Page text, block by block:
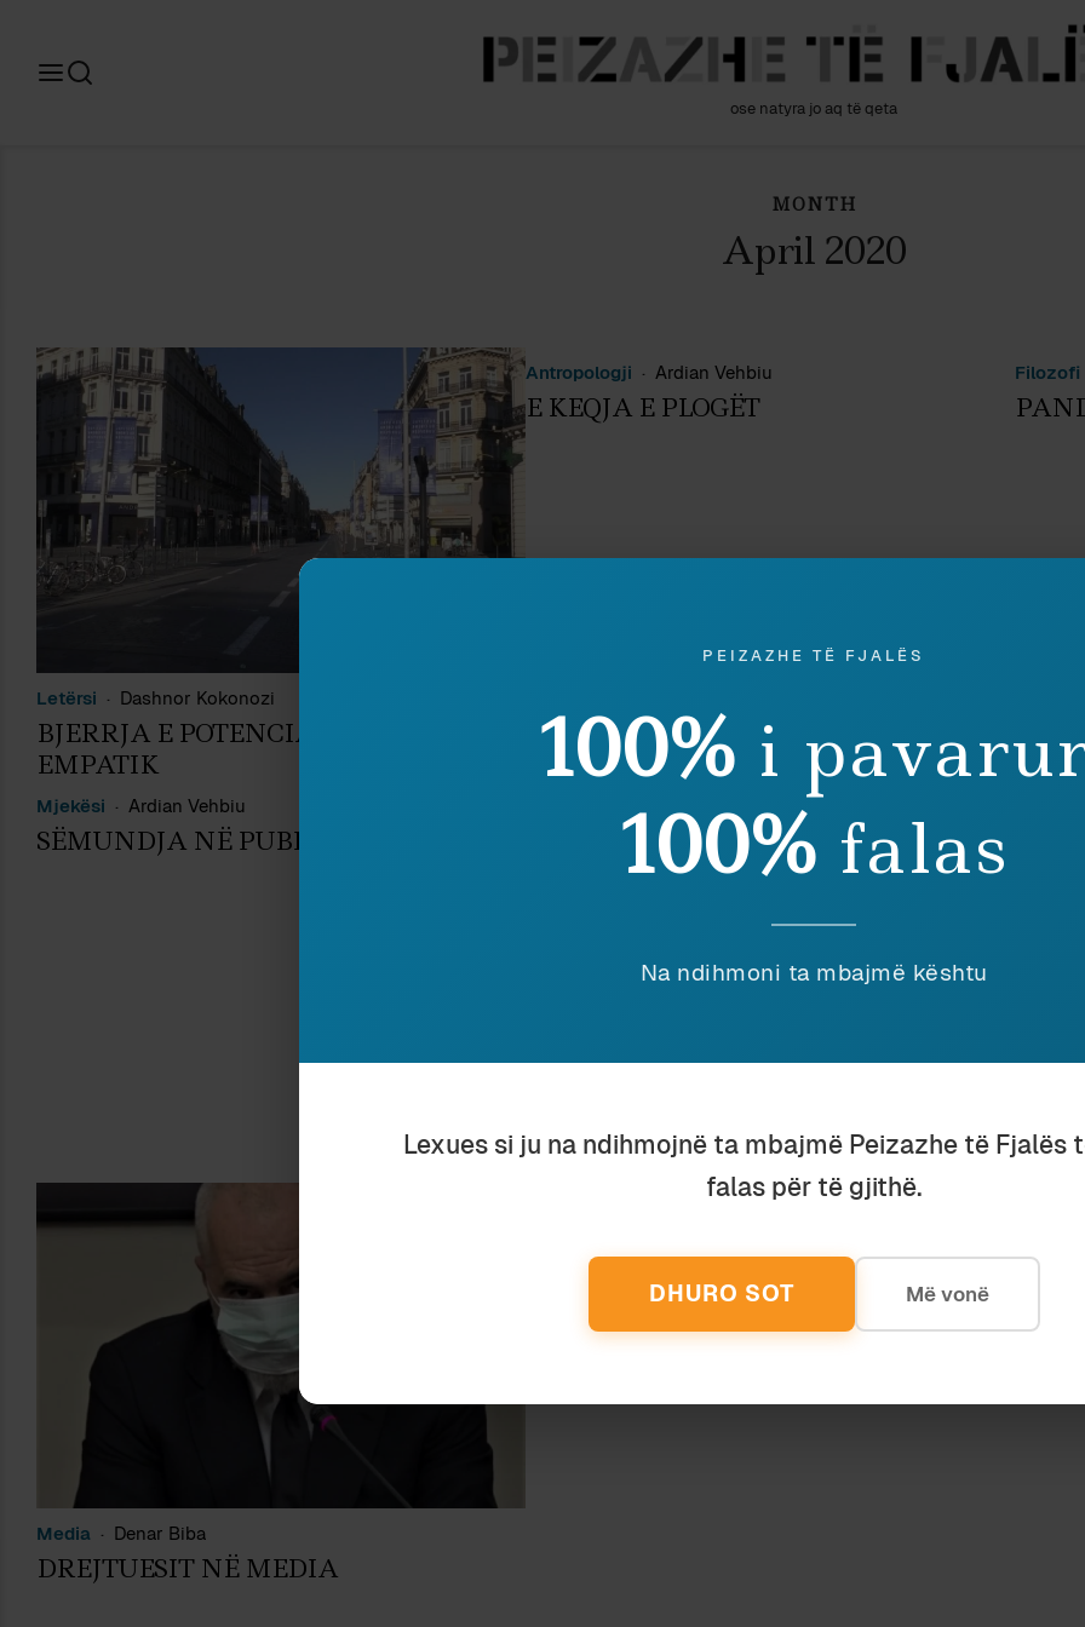
ose natyra jo aq të qeta
MONTH
April 2020
Letërsi Dashnor Kokonozi
BJERRJA E POTENCIALIT TONË
EMPATIK
Antropologji Ardian Vehbiu
E KEQJA E PLOGËT
Filozofi
Mjekësi Ardian Vehbiu
SËMUNDJA NË PUBLIK VITET E MBRAPSHTA
Letërsi
Media Denar Biba
DREJTUESIT NË MEDIA
PEIZAZHE TË FJALËS
100% i
100% falas
Na ndihmoni ta mbajmë kështu
Lexues si ju na ndihmojnë ta mbajmë Peizazhe të Fjalës
falas për të gjithë.
DHURO SOT Më vonë